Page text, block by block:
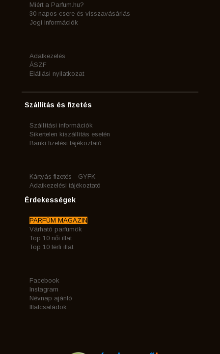
Miért a Parfum.hu?
30 napos csere és visszavásárlás
Jogi információk
Adatkezelés
ÁSZF
Elállási nyilatkozat
Szállítás és fizetés
Szállítási információk
Sikertelen kiszállítás esetén
Banki fizetési tájékoztató
Kártyás fizetés - GYFK
Adatkezelési tájékoztató
Érdekességek
PARFÜM MAGAZIN
Várható parfümök
Top 10 női illat
Top 10 férfi illat
Facebook
Instagram
Névnap ajánló
Illatcsaládok